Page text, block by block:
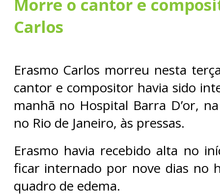
Morre o cantor e
Carlos
Erasmo Carlos morreu nesta
cantor e compositor havia sido
manhã no Hospital Barra D’or,
no Rio de Janeiro, às pressas.
Erasmo havia recebido alta no
ficar internado por nove dias no
quadro de edema.